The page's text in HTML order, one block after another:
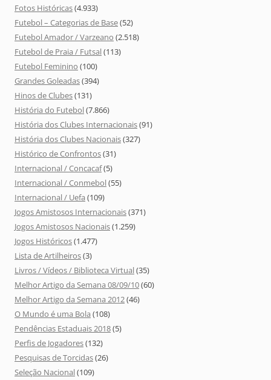
Fotos Históricas(4.933)
Futebol – Categorias de Base(52)
Futebol Amador / Varzeano (2.518)
Futebol de Praia / Futsal(113)
Futebol Feminino (100)
Grandes Goleadas(394)
Hinos de Clubes(131)
História do Futebol(7.866)
História dos Clubes Internacionais(91)
História dos Clubes Nacionais(327)
Histórico de Confrontos(31)
Internacional / Concacaf(5)
Internacional / Conmebol(55)
Internacional / Uefa (109)
Jogos Amistosos Internacionais(371)
Jogos Amistosos Nacionais(1.259)
Jogos Históricos(1.477)
Lista de Artilheiros(3)
Livros / Vídeos / Biblioteca Virtual(35)
Melhor Artigo da Semana 08/09/10(60)
Melhor Artigo da Semana 2012(46)
O Mundo é uma Bola (108)
Pendências Estaduais 2018(5)
Perfis de Jogadores(132)
Pesquisas de Torcidas(26)
Seleção Nacional(109)